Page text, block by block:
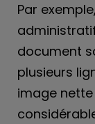
Par
document
plusieurs
image